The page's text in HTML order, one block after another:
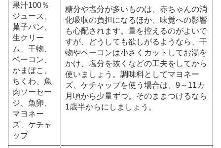
果汁100％
ジュース、
菓子パン、
生クリー
ム、干物、
ベーコン、
かまぼこ、
ちくわ、魚
肉ソーセー
ジ、魚卵、
マヨネー
ズ、ケチャ
ップ
糖分や塩分が多いものは、赤ちゃんの消
化吸収の負担になるほか、味覚への影響
も心配されます。量を控えるのがよいで
すが、どうしても欲しがるようなら、干
物やベーコンは小さくカットしてお湯を
かけ、塩分を抜くなどの工夫をしてから
使いましょう。調味料としてマヨネー
ズ、ケチャップを使う場合は、9～11カ
月頃から少量ずつ。そのままつけるなら
1歳半からにしましょう。